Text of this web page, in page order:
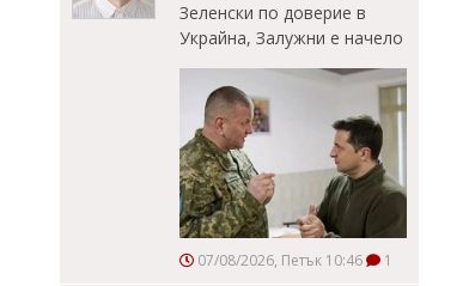
Зеленски по доверие в
Украйна, Залужни е начело
07/08/2026, Петък 10:46 1